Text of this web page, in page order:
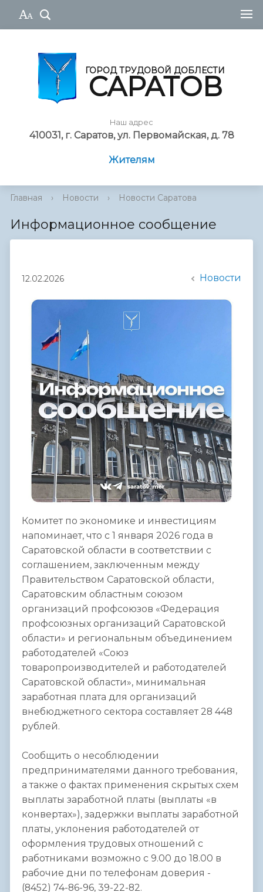
ГОРОД ТРУДОВОЙ ДОБЛЕСТИ
САРАТОВ
Наш адрес
410031, г. Саратов, ул. Первомайская, д. 78
Жителям
Главная › Новости › Новости Саратова
Информационное сообщение
12.02.2026 Новости
Комитет по экономике и инвестициям
напоминает, что с 1 января 2026 года в
Саратовской области в соответствии с
соглашением, заключенным между
Правительством Саратовской области,
Саратовским областным союзом
организаций профсоюзов «Федерация
профсоюзных организаций Саратовской
области» и региональным объединением
работодателей «Союз
товаропроизводителей и работодателей
Саратовской области», минимальная
заработная плата для организаций
внебюджетного сектора составляет 28 448
рублей.
Сообщить о несоблюдении
предпринимателями данного требования,
а также о фактах применения скрытых схем
выплаты заработной платы (выплаты «в
конвертах»), задержки выплаты заработной
платы, уклонения работодателей от
оформления трудовых отношений с
работниками возможно с 9.00 до 18.00 в
рабочие дни по телефонам доверия -
(8452) 74-86-96, 39-22-82.